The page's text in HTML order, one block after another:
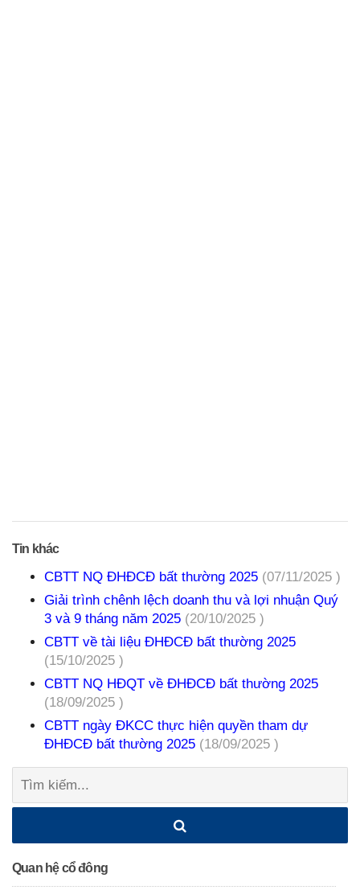
Tin khác
CBTT NQ ĐHĐCĐ bất thường 2025 (07/11/2025 )
Giải trình chênh lệch doanh thu và lợi nhuận Quý
3 và 9 tháng năm 2025 (20/10/2025 )
CBTT về tài liệu ĐHĐCĐ bất thường 2025
(15/10/2025 )
CBTT NQ HĐQT về ĐHĐCĐ bất thường 2025
(18/09/2025 )
CBTT ngày ĐKCC thực hiện quyền tham dự
ĐHĐCĐ bất thường 2025 (18/09/2025 )
Tìm
kiếm:
Quan hệ cổ đông